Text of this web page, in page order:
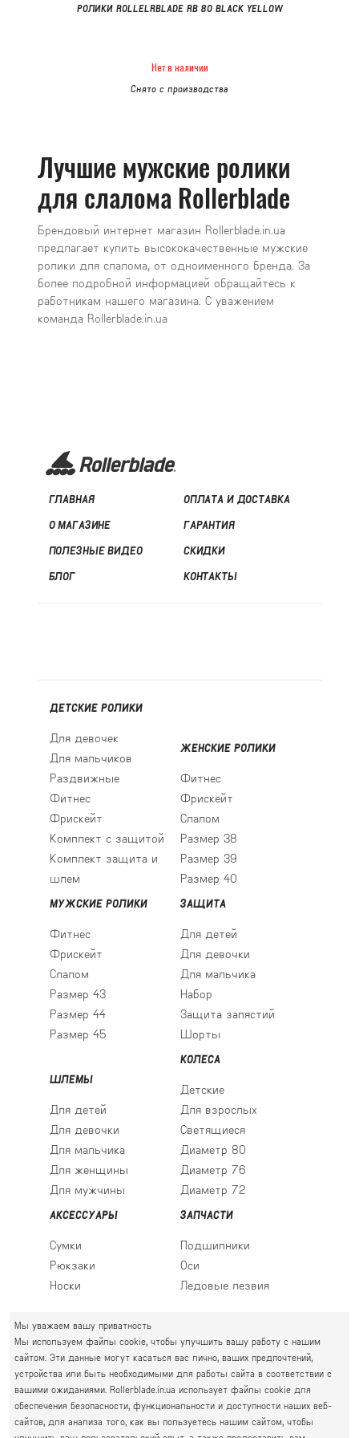
РОЛИКИ ROLLELRBLADE RB 80 BLACK YELLOW
Нет в наличии
Снято с производства
Лучшие мужские ролики
для слалома Rollerblade
Брендовый интернет магазин Rollerblade.in.ua
предлагает купить высококачественные мужские
ролики для слалома, от одноименного бренда. За
более подробной информацией обращайтесь к
работникам нашего магазина. С уважением
команда Rollerblade.in.ua
ГЛАВНАЯ
О МАГАЗИНЕ
ПОЛЕЗНЫЕ ВИДЕО
БЛОГ
ОПЛАТА И ДОСТАВКА
ГАРАНТИЯ
СКИДКИ
КОНТАКТЫ
ДЕТСКИЕ РОЛИКИ
Для девочек
Для мальчиков
Раздвижные
Фитнес
Фрискейт
Комплект с защитой
Комплект защита и
шлем
ЖЕНСКИЕ РОЛИКИ
Фитнес
Фрискейт
Слалом
Размер 38
Размер 39
Размер 40
МУЖСКИЕ РОЛИКИ
Фитнес
Фрискейт
Слалом
Размер 43
Размер 44
Размер 45
ЗАЩИТА
Для детей
Для девочки
Для мальчика
Набор
Защита запястий
Шорты
ШЛЕМЫ
Для детей
Для девочки
Для мальчика
Для женщины
Для мужчины
КОЛЕСА
Детские
Для взрослых
Светящиеся
Диаметр 80
Диаметр 76
Диаметр 72
АКСЕССУАРЫ
Сумки
Рюкзаки
Носки
ЗАПЧАСТИ
Подшипники
Оси
Ледовые лезвия
ПРАВЫЙ БЕРЕГ
Святошин, Житомирская, Академгородок
Г. КИЕВ, УЛ. АКАДЕМИКА КРЫМСКОГО, 4А
ГРАФИК РАБОТЫ:
пн.-пт. 10.00 - 19.00
063 777-59-79
067 111-01-47
Мы уважаем вашу приватность
Мы используем файлы cookie, чтобы улучшить вашу работу с нашим
сайтом. Эти данные могут касаться вас лично, ваших предпочтений,
устройства или быть необходимыми для работы сайта в соответствии с
вашими ожиданиями. Rollerblade.in.ua использует файлы cookie для
обеспечения безопасности, функциональности и доступности наших веб-
сайтов, для анализа того, как вы пользуетесь нашим сайтом, чтобы